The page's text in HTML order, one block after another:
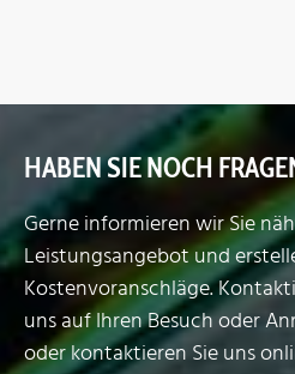
HABEN SIE NOCH
Gerne informieren wir Sie
Leistungsangebot und
Kostenvoranschläge.
uns auf Ihren Besuch oder
oder kontaktieren Sie uns